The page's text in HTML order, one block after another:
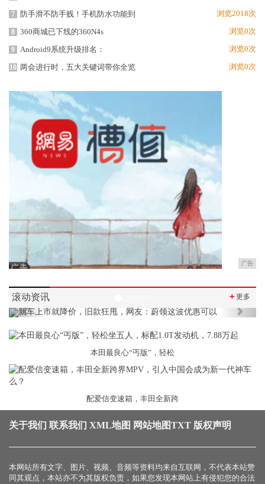
7 防手滑不防手贱！手机防水功能到 浏览2018次
8 360商城已下线的360N4s 浏览0次
9 Android9系统升级排名： 浏览0次
10 两会进行时，五大关键词带你全览 浏览0次
广告
滚动资讯 ＋更多
Previous Next
本田最良心“丐版”，轻松
配爱信变速箱，丰田全新跨
关于我们 联系我们 XML地图 网站地图TXT 版权声明
本网站所有文字、图片、视频、音频等资料均来自互联网，不代表本站赞
同其观点，本站亦不为其版权负责，如果您发现本网站上有侵犯您的合法